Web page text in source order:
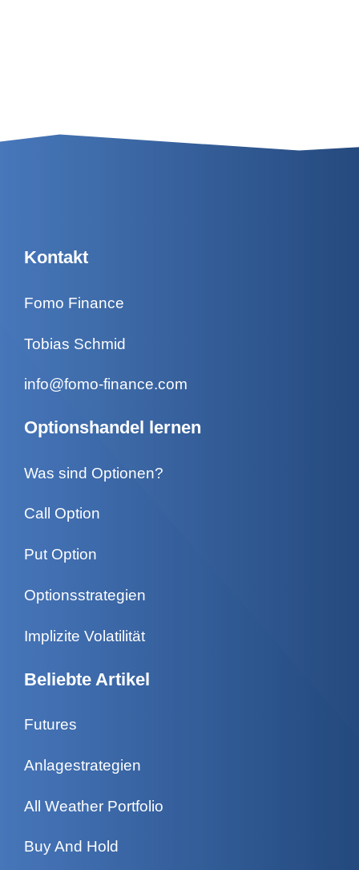
Kontakt
Fomo Finance
Tobias Schmid
info@fomo-finance.com
Optionshandel lernen
Was sind Optionen?
Call Option
Put Option
Optionsstrategien
Implizite Volatilität
Beliebte Artikel
Futures
Anlagestrategien
All Weather Portfolio
Buy And Hold